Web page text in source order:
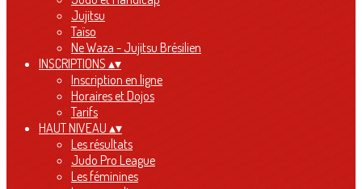
Jujitsu
Taïso
Ne Waza - Jujitsu Brésilien
INSCRIPTIONS ▴▾
Inscription en ligne
Horaires et Dojos
Tarifs
HAUT NIVEAU ▴▾
Les résultats
Judo Pro League
Les féminines